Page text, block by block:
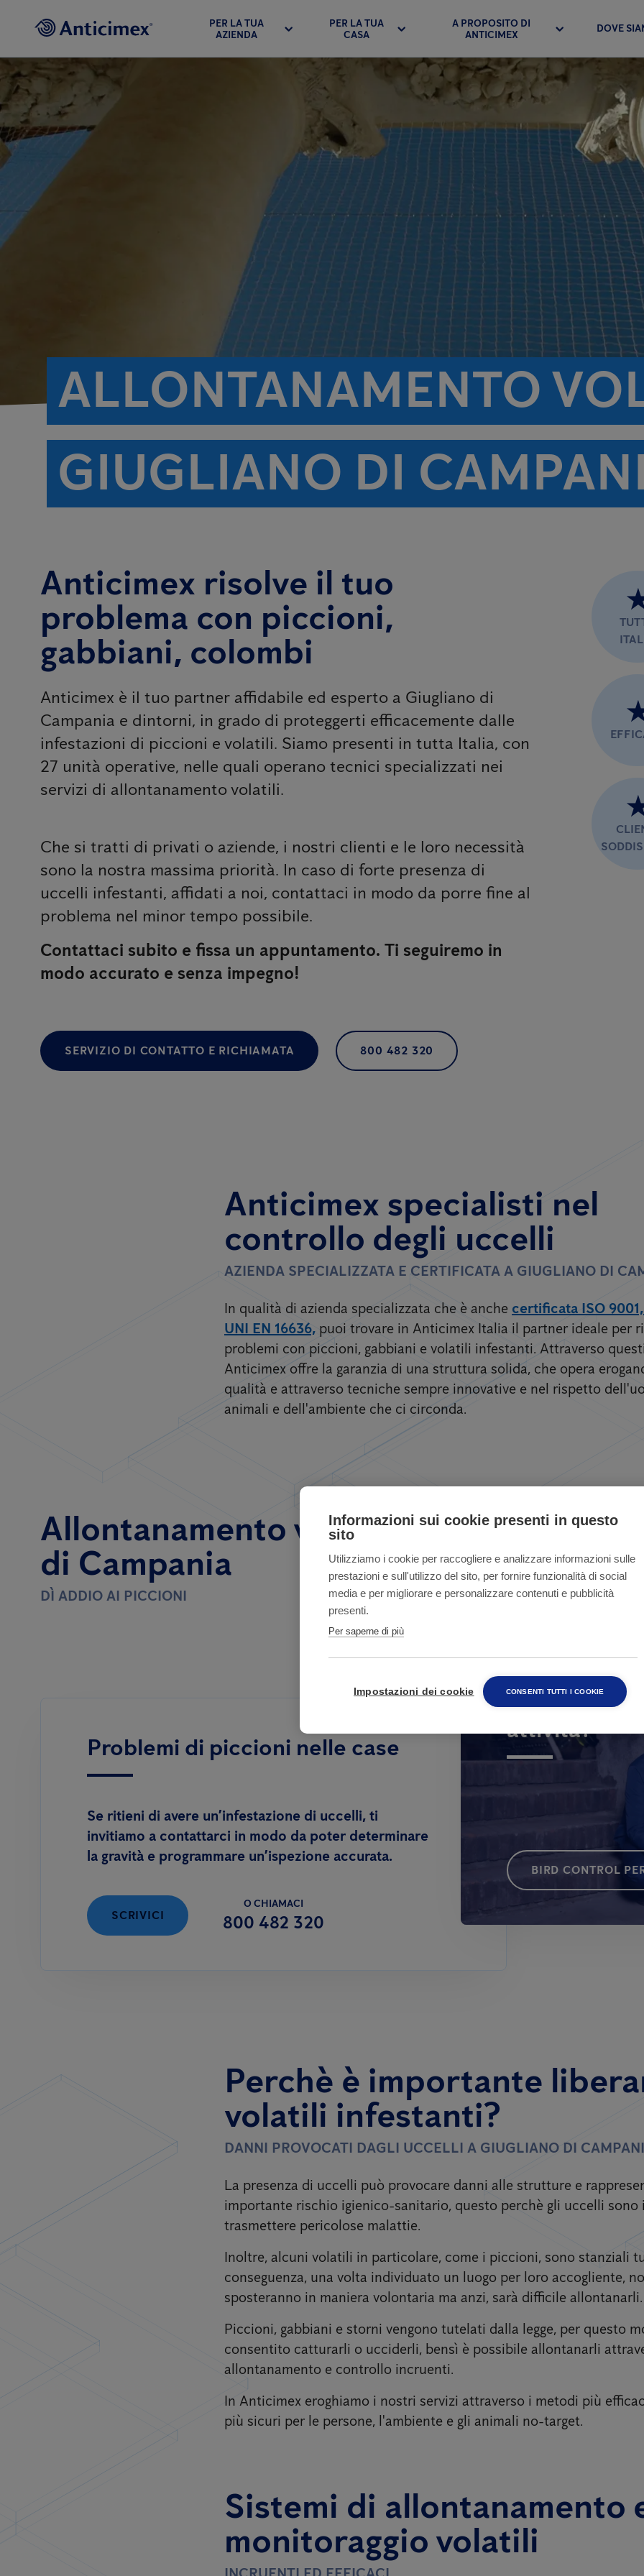
PER LA TUA
AZIENDA
PER LA TUA
CASA
A PROPOSITO DI
ANTICIMEX
DOVE
ALLONTANAMENTO
GIUGLIANO DI
Anticimex risolve il tuo
problema con piccioni,
gabbiani, colombi
Anticimex è il tuo partner affidabile ed esperto a Giugliano di
Campania e dintorni, in grado di proteggerti efficacemente dalle
infestazioni di piccioni e volatili. Siamo presenti in tutta Italia, con
27 unità operative, nelle quali operano tecnici specializzati nei
servizi di allontanamento volatili.
Che si tratti di privati ​​o aziende, i nostri clienti e le loro necessità
sono la nostra massima priorità. In caso di forte presenza di
uccelli infestanti, affidati a noi, contattaci in modo da porre fine al
problema nel minor tempo possibile.
Contattaci subito e fissa un appuntamento. Ti seguiremo in
modo accurato e senza impegno!
SERVIZIO DI CONTATTO E RICHIAMATA 800 482 320
Anticimex specialisti nel
controllo degli uccelli
AZIENDA SPECIALIZZATA E CERTIFICATA A GIUGLIANO DI
In qualità di azienda specializzata che è anche certificata ISO
UNI EN 16636, puoi trovare in Anticimex Italia il partner ideale per
problemi con piccioni, gabbiani e volatili infestanti. Attraverso
Anticimex offre la garanzia di una struttura solida, che opera
qualità e attraverso tecniche sempre innovative e nel rispetto
animali e dell'ambiente che ci circonda.
Allontanamento volatili per privati ​​e
di Campania
DÌ ADDIO AI PICCIONI
Problemi di piccioni nelle case
Se ritieni di avere un’infestazione di uccelli, ti
invitiamo a contattarci in modo da poter determinare
la gravità e programmare un’ispezione accurata.
SCRIVICI
O CHIAMACI
800 482 320
Hai bisogno
attività?
BIRD CONTROL
Perchè è importante
volatili infestanti?
DANNI PROVOCATI DAGLI UCCELLI A GIUGLIANO DI
La presenza di uccelli può provocare danni alle strutture e
importante rischio igienico-sanitario, questo perchè gli uccelli sono
trasmettere pericolose malattie.
Inoltre, alcuni volatili in particolare, come i piccioni, sono stanziali
conseguenza, una volta individuato un luogo per loro accogliente,
sposteranno in maniera volontaria ma anzi, sarà difficile allontanarli.
Piccioni, gabbiani e storni vengono tutelati dalla legge, per questo
consentito catturarli o ucciderli, bensì è possibile allontanarli
allontanamento e controllo incruenti.
In Anticimex eroghiamo i nostri servizi attraverso i metodi più
più sicuri per le persone, l'ambiente e gli animali no-target.
Sistemi di allontanamento
monitoraggio volatili
Informazioni sui cookie presenti in questo
sito
Utilizziamo i cookie per raccogliere e analizzare informazioni sulle
prestazioni e sull'utilizzo del sito, per fornire funzionalità di social
media e per migliorare e personalizzare contenuti e pubblicità
presenti.
Per saperne di più
Impostazioni dei cookie CONSENTI TUTTI I COOKIE